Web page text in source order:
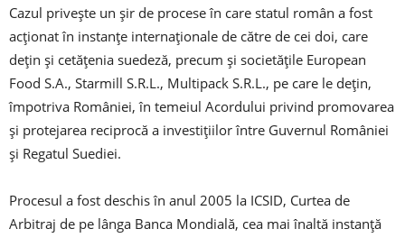
Cazul priveşte un şir de procese în care statul român a fost
acţionat în instanţe internaţionale de către de cei doi, care
dețin și cetățenia suedeză, precum şi societăţile European
Food S.A., Starmill S.R.L., Multipack S.R.L., pe care le dețin,
împotriva României, în temeiul Acordului privind promovarea
şi protejarea reciprocă a investiţiilor între Guvernul României
şi Regatul Suediei.
Procesul a fost deschis în anul 2005 la ICSID, Curtea de
Arbitraj de pe lânga Banca Mondială, cea mai înaltă instanţă